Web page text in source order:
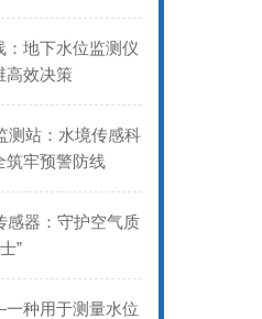
：地下水位监测仪
高效决策
测站：水境传感科
筑牢预警防线
感器：守护空气质
”
种用于测量水位